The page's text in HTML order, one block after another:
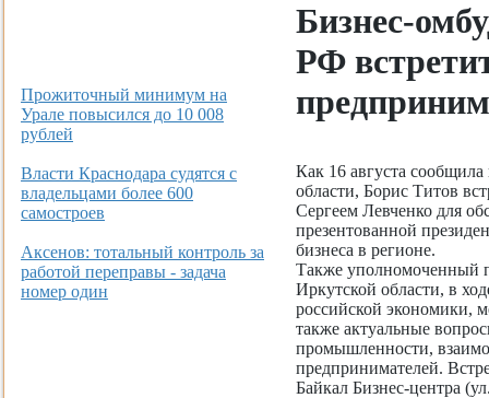
Прожиточный минимум на
Урале повысился до 10 008
рублей
Власти Краснодара судятся с
владельцами более 600
самостроев
Аксенов: тотальный контроль за
работой переправы - задача
номер один
Бизнес-
РФ
Как 16 августа
области, Борис Титов
Сергеем Левченко для
презентованной
бизнеса в регионе.
Также уполномоченный
Иркутской области, в
российской экономики,
также актуальные
промышленности,
предпринимателей.
Байкал Бизнес-центра